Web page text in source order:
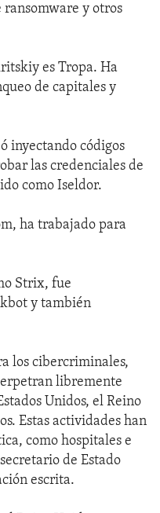
y otros
es Tropa. Ha
de capitales y
inyectando códigos
las credenciales de
como Iseldor.
ha trabajado para
Strix, fue
y también
los cibercriminales,
libremente
Unidos, el Reino
Estas actividades han
como hospitales e
de Estado
escrita.